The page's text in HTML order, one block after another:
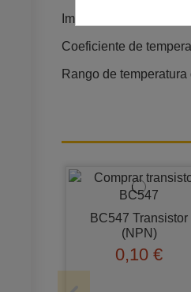
Impedancia dinámica
Coeficiente de
Rango de
BC547 Transistor
(NPN)
0,10 €